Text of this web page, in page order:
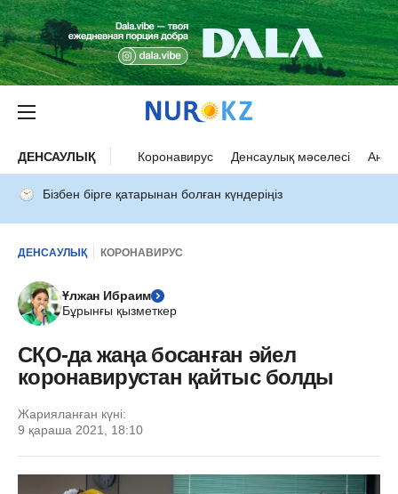
ДЕНСАУЛЫҚ Коронавирус Денсаулық мәселесі Ана
Бізбен бірге қатарынан болған күндеріңіз
ДЕНСАУЛЫҚ КОРОНАВИРУС
Ұлжан Ибраим
Бұрынғы қызметкер
СҚО-да жаңа босанған әйел
коронавирустан қайтыс болды
Жарияланған күні:
9 қараша 2021, 18:10